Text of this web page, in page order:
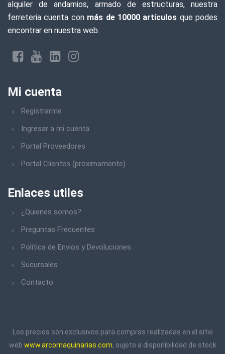
alquiler de andamios, armado de estructuras, nuestra
ferreteria cuenta con más de 10000 artículos que podes
encontrar en nuestra web.
Mi cuenta
Registrarme
Ingresar a mi cuenta
Portal Proveedores
Portal Clientes (proximamente)
Enlaces utiles
¿Quienes somos?
Preguntas Frecuentes
Política de Envios y Devoluciones
Sucursales
Contacto
Los precios son exclusivos para compras realizadas en el sitio
web www.arcomaquinarias.com, sujeto a disponibilidad de stock